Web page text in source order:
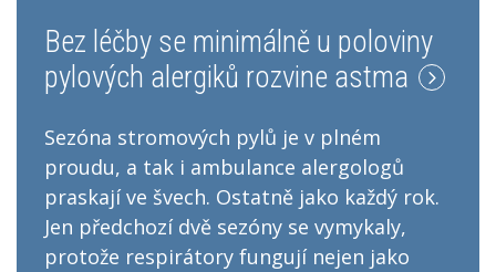
Bez léčby se minimálně u poloviny
pylových alergiků rozvine astma
Sezóna stromových pylů je v plném
proudu, a tak i ambulance alergologů
praskají ve švech. Ostatně jako každý rok.
Jen předchozí dvě sezóny se vymykaly,
protože respirátory fungují nejen jako